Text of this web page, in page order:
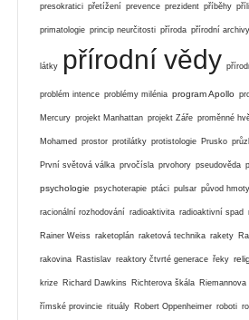
presokratici přetížení prevence prezident příběhy
primatologie princip neurčitosti příroda přírodní archivy
látky přírodní vědy
problém intence problémy milénia program Apollo
Mercury projekt Manhattan projekt Záře proměnné
Mohamed prostor protilátky protistologie Prusko
První světová válka prvočísla prvohory pseudověda
psychologie psychoterapie ptáci pulsar původ hmoty
racionální rozhodování radioaktivita radioaktivní spad
Rainer Weiss raketoplán raketová technika rakety
rakovina Rastislav reaktory čtvrté generace řeky
krize Richard Dawkins Richterova škála Riemannova
římské provincie rituály Robert Oppenheimer roboti